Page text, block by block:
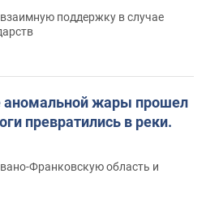
поддержку в случае
аномальной жары прошел
превратились в реки.
Франковскую область и